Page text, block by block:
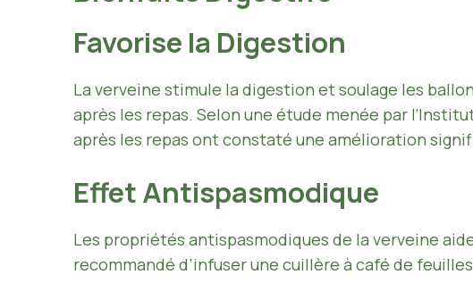
Favorise la Digestion
La verveine stimule la digestion et soulage les
après les repas. Selon une étude menée par
après les repas ont constaté une amélioration
Effet Antispasmodique
Les propriétés antispasmodiques de la verveine
recommandé d’infuser une cuillère à café de